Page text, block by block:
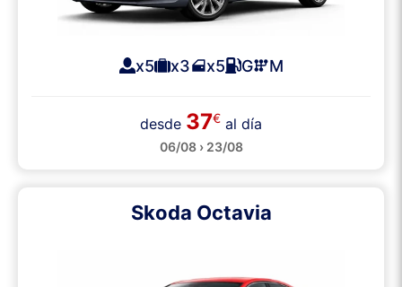
x5 x3 x5 G M
desde 37€ al día
06/08 › 23/08
Skoda Octavia